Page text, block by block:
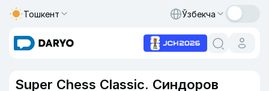
Тошкент Ўзбекча
Super Chess Classic. Синдоров